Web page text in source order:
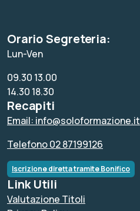
Orario Segreteria:
Lun-Ven
09.30 13.00
14.30 18.30
Recapiti
Email: info@soloformazione.it
Telefono 02 87199126
Iscrizione diretta tramite Bonifico
Link Utili
Valutazione Titoli